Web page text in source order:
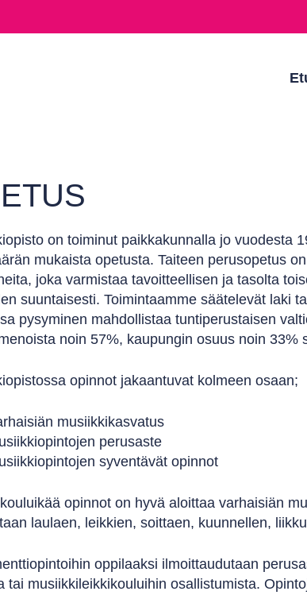
on toiminut paikkakunnalla jo vuodesta
mukaista opetusta. Taiteen perusopetus
joka varmistaa tavoitteellisen ja tasolta
suuntaisesti. Toimintaamme säätelevät laki
pysyminen mahdollistaa tuntiperustaisen
noin 57%, kaupungin osuus noin 33%
opinnot jakaantuvat kolmeen osaan;
musiikkikasvatus
perusaste
syventävät opinnot
opinnot on hyvä aloittaa varhaisiän
laulaen, leikkien, soittaen, kuunnellen,
oppilaaksi ilmoittaudutaan
tai musiikkileikkikouluihin osallistumista.